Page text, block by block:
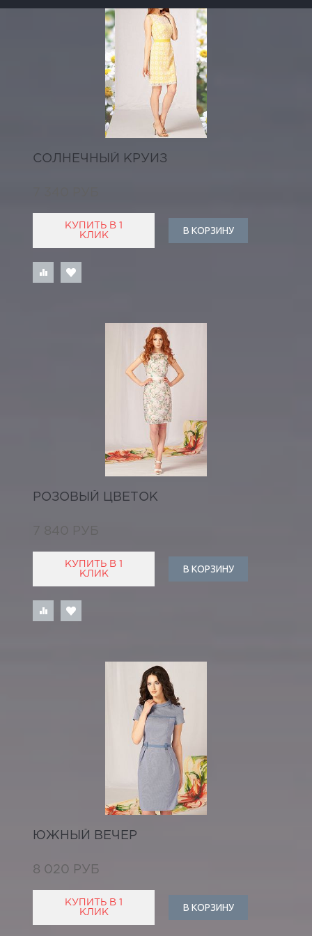
СОЛНЕЧНЫЙ КРУИЗ
КУПИТЬ В 1
КЛИК
В КОРЗИНУ
РОЗОВЫЙ ЦВЕТОК
7 840 РУБ
КУПИТЬ В 1
КЛИК
В КОРЗИНУ
ЮЖНЫЙ ВЕЧЕР
8 020 РУБ
КУПИТЬ В 1
КЛИК
В КОРЗИНУ